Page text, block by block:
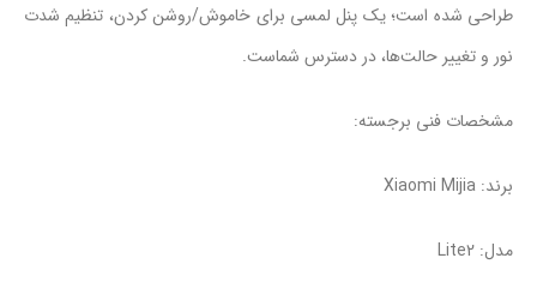
طراحی شده است؛ یک پنل لمسی برای خاموش/روشن کردن، تنظیم شدت
نور و تغییر حالت‌ها، در دسترس شماست.
مشخصات فنی برجسته:
برند: Xiaomi Mijia
مدل: Lite2